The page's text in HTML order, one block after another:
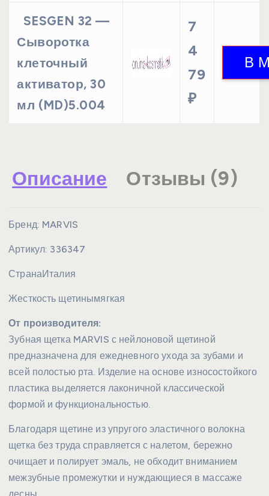
SESGEN 32 —
Сыворотка
клеточный
активатор, 30
мл (MD)5.004
7
4
79
₽
Описание Отзывы (9)
Бренд: MARVIS
Артикул: 336347
СтранаИталия
Жесткость щетинымягкая
От производителя:
Зубная щетка MARVIS с нейлоновой щетиной
предназначена для ежедневного ухода за зубами и
всей полостью рта. Изделие на основе износостойкого
пластика выделяется лаконичной классической
формой и функциональностью.
Благодаря щетине из упругого эластичного волокна
щетка без труда справляется с налетом, бережно
очищает и полирует эмаль, не обходит вниманием
межзубные промежутки и нуждающиеся в массаже